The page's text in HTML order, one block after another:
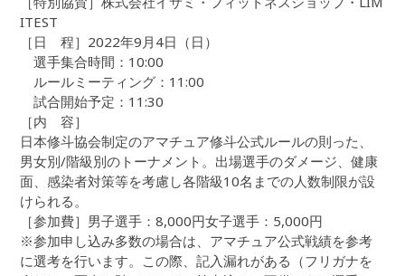
ITEST
［日 程］2022年9月4日（日）
選手集合時間：10:00
ルールミーティング：11:00
試合開始予定：11:30
［内 容］
日本修斗協会制定のアマチュア修斗公式ルールの則った、
男女別/階級別のトーナメント。出場選手のダメージ、健康
面、感染者対策等を考慮し各階級10名までの人数制限が設
けられる。
［参加費］男子選手：8,000円女子選手：5,000円
※参加申し込み多数の場合は、アマチュア公式戦績を参考
に選考を行います。この際、記入漏れがある（フリガナを